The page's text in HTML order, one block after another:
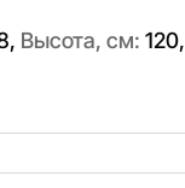
, Высота, см: 120,